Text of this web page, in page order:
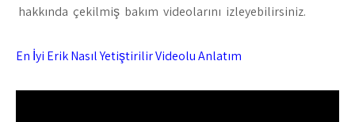
hakkında çekilmiş bakım videolarını izleyebilirsiniz.
En İyi Erik Nasıl Yetiştirilir Videolu Anlatım